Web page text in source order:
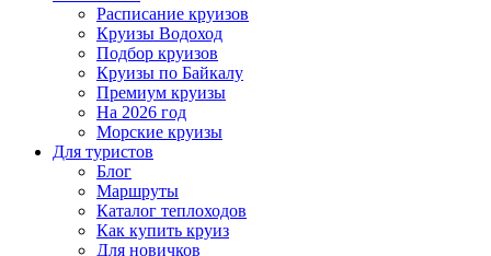
Расписание круизов
Круизы Водоход
Подбор круизов
Круизы по Байкалу
Премиум круизы
На 2026 год
Морские круизы
Для туристов
Блог
Маршруты
Каталог теплоходов
Как купить круиз
Для новичков